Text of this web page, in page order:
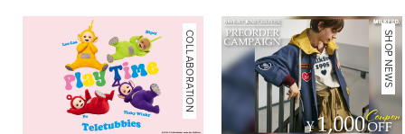
COLLABORATION NEWS
SHOP NEWS